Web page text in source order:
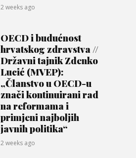
2 weeks ago
OECD i budućnost
hrvatskog zdravstva //
Državni tajnik Zdenko
Lucić (MVEP):
„Članstvo u OECD-u
znači kontinuirani rad
na reformama i
primjeni najboljih
javnih politika“
2 weeks ago